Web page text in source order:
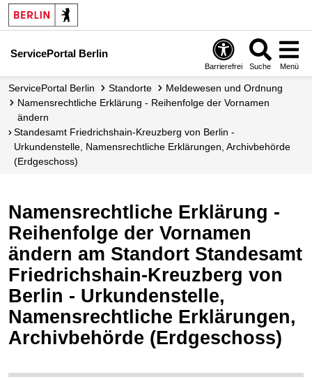
ServicePortal Berlin
Barrierefrei Suche Menü
ServicePortal Berlin Standorte
Meldewesen und Ordnung
Namensrechtliche Erklärung - Reihenfolge der Vornamen
ändern
Standesamt Friedrichshain-Kreuzberg von Berlin -
Urkundenstelle, Namensrechtliche Erklärungen, Archivbehörde
(Erdgeschoss)
Namensrechtliche Erklärung -
Reihenfolge der Vornamen
ändern am Standort Standesamt
Friedrichshain-Kreuzberg von
Berlin - Urkundenstelle,
Namensrechtliche Erklärungen,
Archivbehörde (Erdgeschoss)